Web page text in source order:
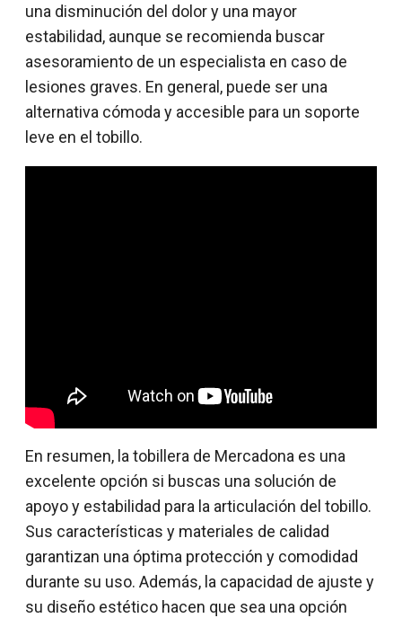
una disminución del dolor y una mayor
estabilidad, aunque se recomienda buscar
asesoramiento de un especialista en caso de
lesiones graves. En general, puede ser una
alternativa cómoda y accesible para un soporte
leve en el tobillo.
En resumen, la tobillera de Mercadona es una
excelente opción si buscas una solución de
apoyo y estabilidad para la articulación del tobillo.
Sus características y materiales de calidad
garantizan una óptima protección y comodidad
durante su uso. Además, la capacidad de ajuste y
su diseño estético hacen que sea una opción